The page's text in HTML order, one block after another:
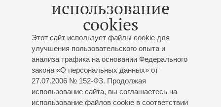
использование
cookies
Этот сайт использует файлы cookie для
улучшения пользовательского опыта и
анализа трафика на основании Федерального
закона «О персональных данных» от
27.07.2006 № 152-ФЗ. Продолжая
использование сайта, вы соглашаетесь на
использование файлов cookie в соответствии
Артем Чирков (контрабас)
- флейта; Тихон Лукьяненко
скрипка
Вивальди: «Времена года», четыре концерта для
скрипки и струнныхв оригинальной версии и
переложении для флейты, флейты-пикколо и
струнных;Пьяццолла: «Времена года в Буэнос-
Айресе»переложение для скрипки, флейты и